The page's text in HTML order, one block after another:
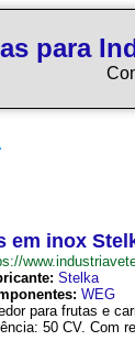
para
em inox
Stelka
WEG
para frutas e
50 CV. Com